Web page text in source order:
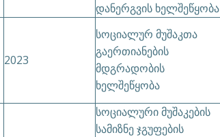
დანერგვის ხელშეწყობა
2023
სოციალურ მუშაკთა
გაერთიანების
მდგრადობის
ხელშეწყობა
სოციალური მუშაკების
სამიზნე ჯგუფების